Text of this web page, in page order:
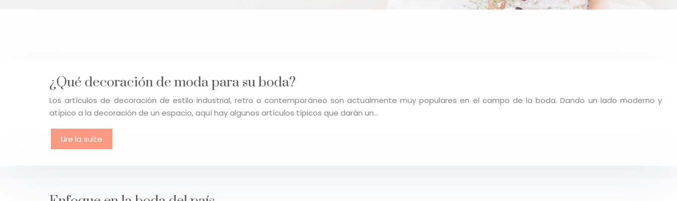
¿Qué decoración de moda para su boda?
Los artículos de decoración de estilo industrial, retro o contemporáneo son actualmente muy populares en el campo de la boda. Dando un lado moderno y
atípico a la decoración de un espacio, aquí hay algunos artículos típicos que darán un…
Lire la suite